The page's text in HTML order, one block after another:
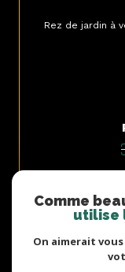
Rez de jardin à
Comme
utilise
On aimerait